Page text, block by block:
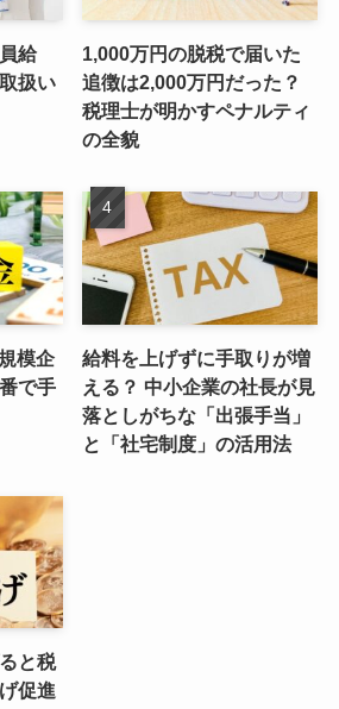
給
扱い
1,000万円の脱税で届いた
追徴は2,000万円だった？
税理士が明かすペナルティ
の全貌
模企
で手
給料を上げずに手取りが増
える？ 中小企業の社長が見
落としがちな「出張手当」
と「社宅制度」の活用法
と税
促進